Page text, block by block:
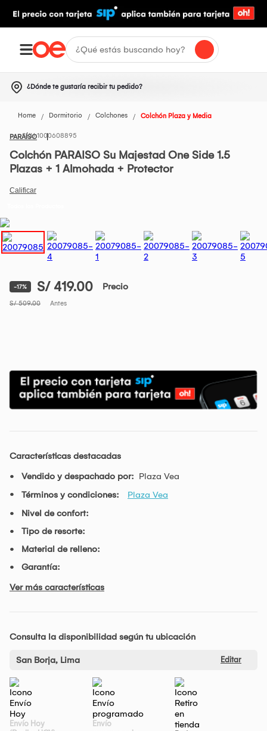
¿Dónde te gustaría recibir tu pedido?
Home Dormitorio Colchones Colchón Plaza y Media
PARAÍSO1000608895
Colchón PARAISO Su Majestad One Side 1.5
Plazas + 1 Almohada + Protector
-17% S/ 419.00 Precio
S/ 509.00 Antes
Características destacadas
Vendido y despachado por: Plaza Vea
Términos y condiciones:
Plaza Vea
Nivel de confort:
Tipo de resorte:
Material de relleno:
Garantía:
Ver más características
Consulta la disponibilidad según tu ubicación
San Borja, Lima Editar
Envío Hoy
Envío